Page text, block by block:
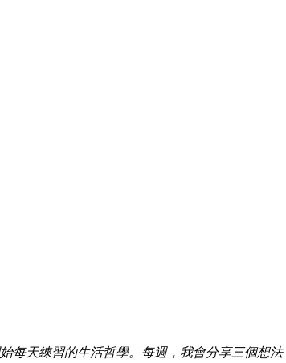
始每天練習的生活哲學。每週，我會分享三個想